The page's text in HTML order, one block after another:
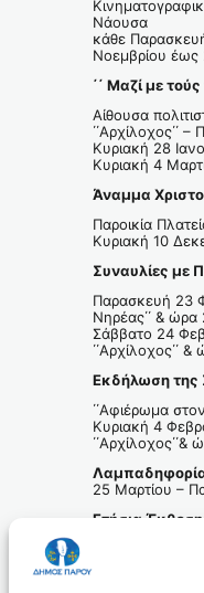
Νάουσα
κάθε
Νοεμβρίου έως
΄΄ Μαζί με τούς
Αίθουσα
΄΄Αρχίλοχος΄΄ –
Κυριακή 28
Κυριακή 4
Άναμμα
Παροικία
Κυριακή 10
Συναυλίες με
Παρασκευή 23
Νηρέας΄΄ & ώρα
Σάββατο 24
΄΄Αρχίλοχος΄΄
Εκδήλωση της
΄΄Αφιέρωμα
Κυριακή 4
25 Μαρτίου –
Ετήσια Έκθεση